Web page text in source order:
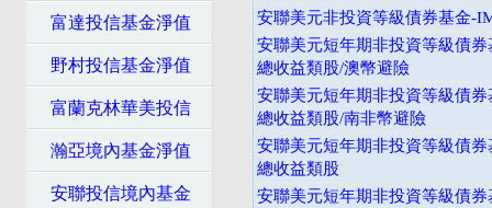
富達投信基金淨值
野村投信基金淨值
富蘭克林華美投信
瀚亞境內基金淨值
安聯投信境內基金
安聯美元非投資等級債券基金-
安聯美元短年期非投資等級債
總收益類股/澳幣避險
安聯美元短年期非投資等級債
總收益類股/南非幣避險
安聯美元短年期非投資等級債
總收益類股
安聯美元短年期非投資等級債